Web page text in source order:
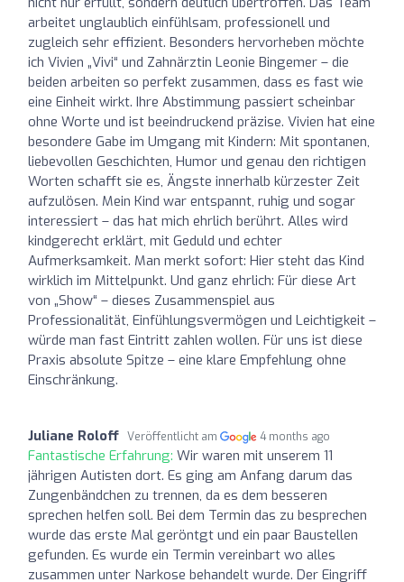
arbeitet unglaublich einfühlsam, professionell und
zugleich sehr effizient. Besonders hervorheben möchte
ich Vivien „Vivi“ und Zahnärztin Leonie Bingemer – die
beiden arbeiten so perfekt zusammen, dass es fast wie
eine Einheit wirkt. Ihre Abstimmung passiert scheinbar
ohne Worte und ist beeindruckend präzise. Vivien hat eine
besondere Gabe im Umgang mit Kindern: Mit spontanen,
liebevollen Geschichten, Humor und genau den richtigen
Worten schafft sie es, Ängste innerhalb kürzester Zeit
aufzulösen. Mein Kind war entspannt, ruhig und sogar
interessiert – das hat mich ehrlich berührt. Alles wird
kindgerecht erklärt, mit Geduld und echter
Aufmerksamkeit. Man merkt sofort: Hier steht das Kind
wirklich im Mittelpunkt. Und ganz ehrlich: Für diese Art
von „Show“ – dieses Zusammenspiel aus
Professionalität, Einfühlungsvermögen und Leichtigkeit –
würde man fast Eintritt zahlen wollen. Für uns ist diese
Praxis absolute Spitze – eine klare Empfehlung ohne
Einschränkung.
Juliane Roloff Veröffentlicht am 4 months ago
Fantastische Erfahrung: Wir waren mit unserem 11
jährigen Autisten dort. Es ging am Anfang darum das
Zungenbändchen zu trennen, da es dem besseren
sprechen helfen soll. Bei dem Termin das zu besprechen
wurde das erste Mal geröntgt und ein paar Baustellen
gefunden. Es wurde ein Termin vereinbart wo alles
zusammen unter Narkose behandelt wurde. Der Eingriff